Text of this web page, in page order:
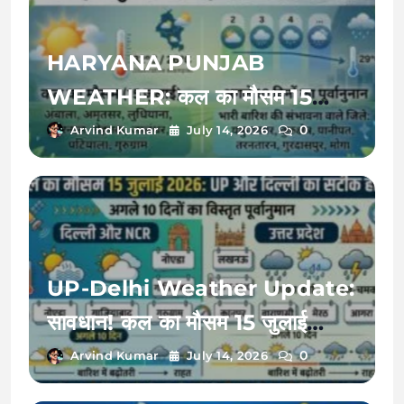
HARYANA PUNJAB
WEATHER: कल का मौसम 15
जुलाई 2026 को बदलेगी करवट, अगले
10 दिनों तक इन जिलों में भारी बारिश का
रेड अलर्ट!
Arvind Kumar July 14, 2026 0
UP-Delhi Weather Update:
सावधान! कल का मौसम 15 जुलाई
2026 को बदलेगा मिजाज, जानें अगले
10 दिनों का भारी बारिश और उमस का
Arvind Kumar July 14, 2026 0